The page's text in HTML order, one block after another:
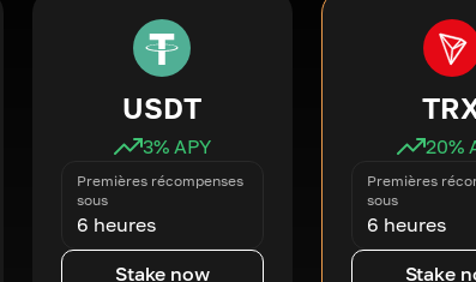
USDT
3% APY
Premières récompenses
sous
6 heures
Stake now
20%
Premières
sous
6 heures
Stake